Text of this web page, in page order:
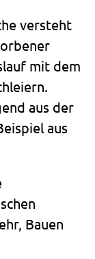
versteht
mit dem
aus der
aus
Bauen